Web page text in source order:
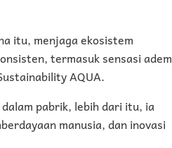
itu, menjaga ekosistem
termasuk sensasi adem
AQUA.
pabrik, lebih dari itu, ia
manusia, dan inovasi